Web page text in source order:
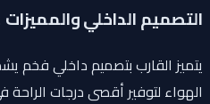
التصميم الداخلي والمميزات
يتميز القارب بتصميم داخلي فخم
الهواء لتوفير أقصى درجات الراحة